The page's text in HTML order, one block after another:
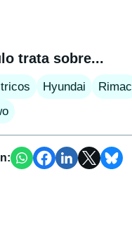
trata sobre...
Hyundai
Rimac